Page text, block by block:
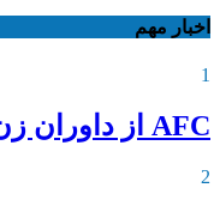
اخبار مهم
1
AFC از داوران زن ایران دعوت کرد
2